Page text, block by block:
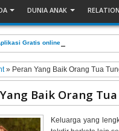
DUNIA ANAK
Gratis online all-in-one untuk
» Peran Yang Baik Orang Tua
Baik Orang
Keluarga yang